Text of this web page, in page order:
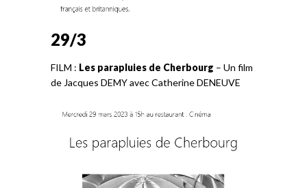
29/3
FILM : Les parapluies de Cherbourg – Un film
de Jacques DEMY avec Catherine DENEUVE